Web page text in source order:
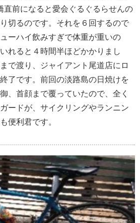
直前になると愛会ぐるぐるらせんの
切るのです。それを６回するので
ーハイ飲みすぎで体重が重いの
れると４時間半ほどかかりまし
で渡り、ジャイアント尾道店にロ
了です。前回の淡路島の日焼けを
、首顔まで覆っていたので、全く
ードが、サイクリングやランニン
便利君です。